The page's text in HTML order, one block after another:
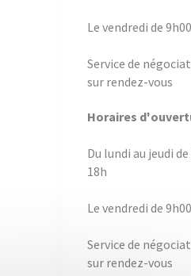
Le vendredi de
Service de
sur rendez-vous
Horaires
Du lundi au jeudi
18h
Le vendredi de
Service de
sur rendez-vous